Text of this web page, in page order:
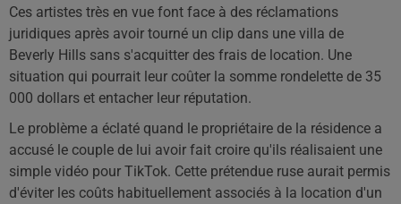
Ces artistes très en vue font face à des réclamations
juridiques après avoir tourné un clip dans une villa de
Beverly Hills sans s'acquitter des frais de location. Une
situation qui pourrait leur coûter la somme rondelette de 35
000 dollars et entacher leur réputation.
Le problème a éclaté quand le propriétaire de la résidence a
accusé le couple de lui avoir fait croire qu'ils réalisaient une
simple vidéo pour TikTok. Cette prétendue ruse aurait permis
d'éviter les coûts habituellement associés à la location d'un